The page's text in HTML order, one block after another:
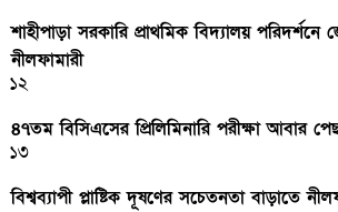
শাহীপাড়া সরকারি প্রাথমিক বিদ্যালয় পরিদর্শনে
নীলফামারী
১২
৪৭তম বিসিএসের প্রিলিমিনারি পরীক্ষা আবার
১৩
বিশ্বব্যাপী প্লাষ্টিক দূষণের সচেতনতা বাড়াতে